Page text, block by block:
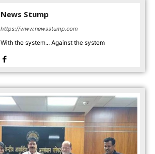
News Stump
https://www.newsstump.com
With the system... Against the system